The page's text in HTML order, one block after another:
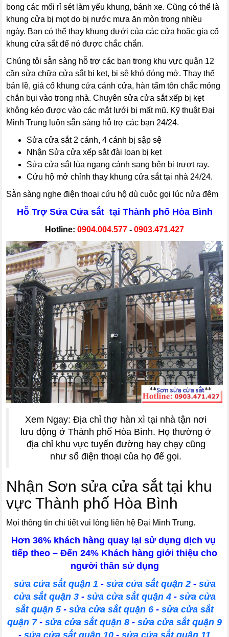
bong các mối rỉ sét làm yếu khung, bánh xe. Cũng có thể là
khung cửa bị mọt do bị nước mưa ăn mòn trong nhiều
ngày. Bạn có thể thay khung dưới của các cửa hoặc gia cố
khung cửa sắt để nó được chắc chắn.
Chúng tôi sẵn sàng hỗ trợ các bạn trong khu vực quận 12
cần sửa chữa cửa sắt bị kẹt, bị sệ khó đóng mở. Thay thế
bản lề, giá cố khung cửa cánh cửa, hàn tấm tôn chắc mỏng
chắn bụi vào trong nhà. Chuyên sửa cửa sắt xếp bị kẹt
không kéo được vào các mắt lưới bị mất mũ. Kỹ thuật Đại
Minh Trung luôn sẵn sàng hỗ trợ các bạn 24/24.
Sửa cửa sắt 2 cánh, 4 cánh bị sập sệ
Nhận Sửa cửa xếp sắt đài loan bị kẹt
Sửa cửa sắt lùa ngang cánh sang bên bị trượt ray.
Cứu hộ mở chỉnh thay khung cửa sắt tại nhà 24/24.
Sẵn sàng nghe điện thoại cứu hộ dù cuộc gọi lúc nửa đêm
Hỗ Trợ Sửa Cửa sắt tại Thành phố Hòa Bình
Hotline: 0904.004.577 - 0903.471.427
Xem Ngay: Địa chỉ thợ hàn xì tại nhà tận nơi
lưu động ở Thành phố Hòa Bình. Họ thường ở
địa chỉ khu vực tuyến đường hay chạy cũng
như số điện thoại của họ để gọi.
Nhận Sơn sửa cửa sắt tại khu
vực Thành phố Hòa Bình
Mọi thông tin chi tiết vui lòng liên hệ Đại Minh Trung.
Hơn 36% khách hàng quay lại sử dụng dịch vụ
tiếp theo – Đến 24% Khách hàng giới thiệu cho
người thân sử dụng
sửa cửa sắt quận 1 - sửa cửa sắt quận 2- sửa
cửa sắt quận 3- sửa cửa sắt quận 4- sửa cửa
sắt quận 5- sửa cửa sắt quận 6 - sửa cửa sắt
quận 7- sửa cửa sắt quận 8 - sửa cửa sắt quận 9